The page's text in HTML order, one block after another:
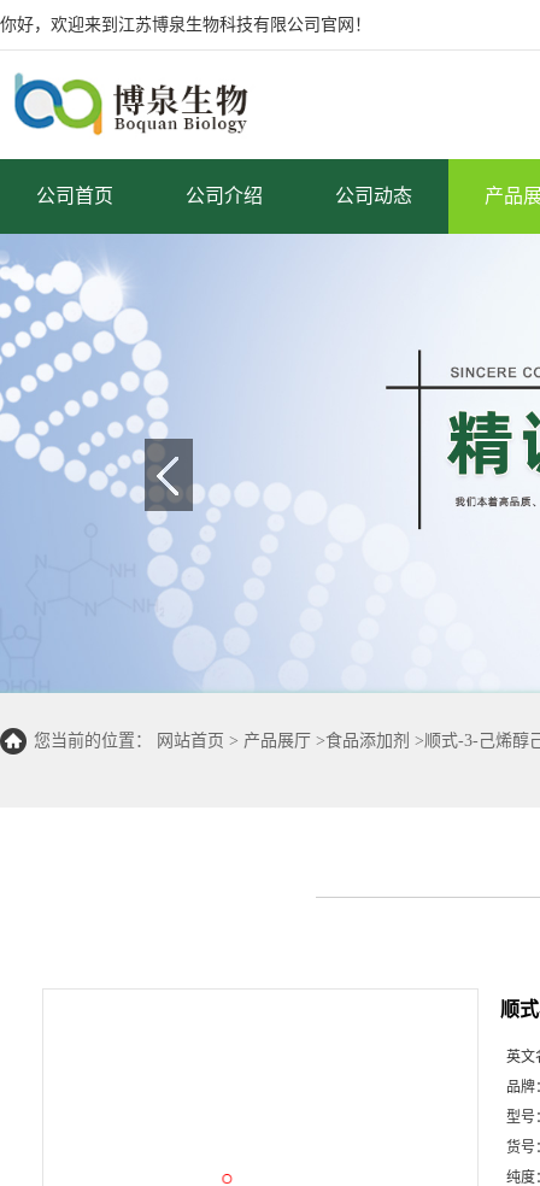
你好，欢迎来到江苏博泉生物科技有限公司官网！
公司首页 公司介绍 公司动态 产品
您当前的位置： 网站首页 > 产品展厅 >食品添加剂 >顺式-3-己烯醇
顺
英文
品牌
型号
货号
纯度